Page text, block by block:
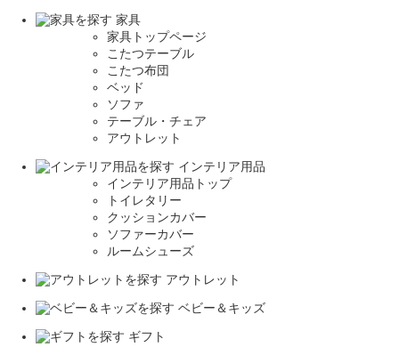
家具
家具トップページ
こたつテーブル
こたつ布団
ベッド
ソファ
テーブル・チェア
アウトレット
インテリア用品
インテリア用品トップ
トイレタリー
クッションカバー
ソファーカバー
ルームシューズ
アウトレット
ベビー＆キッズ
ギフト